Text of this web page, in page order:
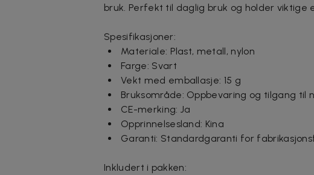
bruk. Perfekt til daglig bruk og holder viktige
Spesifikasjoner:
Materiale: Plast, metall, nylon
Farge: Svart
Vekt med emballasje: 15 g
Bruksområde: Oppbevaring og tilgang til
CE-merking: Ja
Opprinnelsesland: Kina
Garanti: Standardgaranti for
Inkludert i pakken: